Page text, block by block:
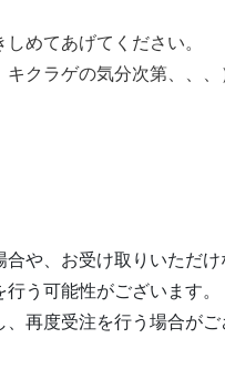
めてあげてください。
クラゲの気分次第、、、
や、お受け取りいただけ
う可能性がございます。
再度受注を行う場合が